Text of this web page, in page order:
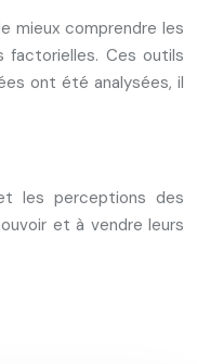
mieux comprendre les
factorielles. Ces outils
ont été analysées, il
les perceptions des
et à vendre leurs